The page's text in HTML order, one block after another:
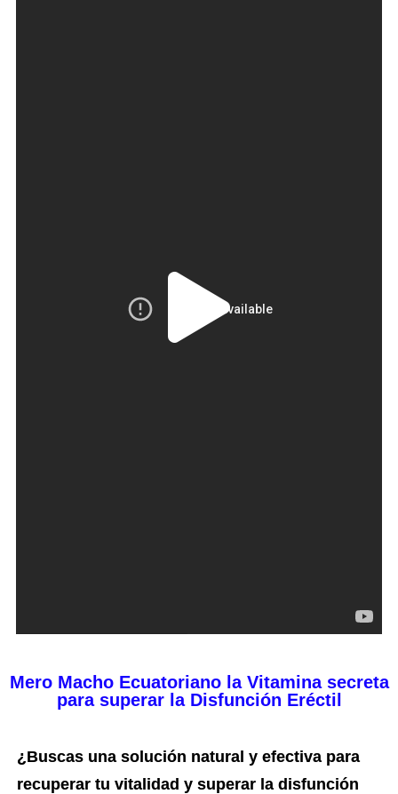
Mero Macho Ecuatoriano la Vitamina secreta
para superar la Disfunción Eréctil
¿Buscas una solución natural y efectiva para
recuperar tu vitalidad y superar la disfunción